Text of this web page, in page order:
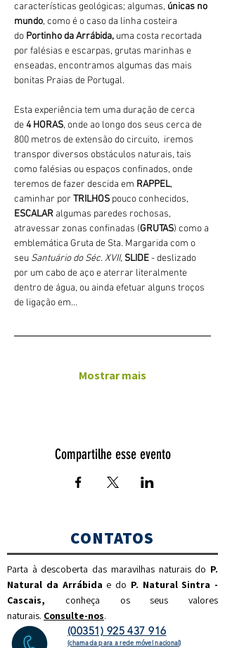
características geológicas; algumas, únicas no
mundo, como é o caso da linha costeira
do Portinho da Arrábida, uma costa recortada
por falésias e escarpas, grutas marinhas e
enseadas, encontramos algumas das mais
bonitas Praias de Portugal.
Esta experiência tem uma duração de cerca
de 4 HORAS, onde ao longo dos seus cerca de
800 metros de extensão do circuito,  iremos
transpor diversos obstáculos naturais, tais
como falésias ou espaços confinados, onde
teremos de fazer descida em RAPPEL,
caminhar por TRILHOS pouco conhecidos,
ESCALAR algumas paredes rochosas,
atravessar zonas confinadas (GRUTAS) como a
emblemática Gruta de Sta. Margarida com o
seu Santuário do Séc. XVII, SLIDE - deslizado
por um cabo de aço e aterrar literalmente
dentro de água, ou ainda efetuar alguns troços
de ligação em…
Mostrar mais
Compartilhe esse evento
CONTATOS
Parta à descoberta das maravilhas naturais do P.
Natural da Arrábida e do P. Natural Sintra -
Cascais, conheça os seus valores
naturais. Consulte-nos.
(00351) 925 437 916
(chamada para a rede móvel nacional)